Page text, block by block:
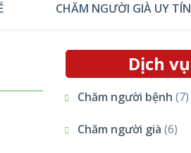
CHĂM NGƯỜI GIÀ UY TÍN
Dịch vụ
Chăm người bệnh (7)
Chăm người già (6)